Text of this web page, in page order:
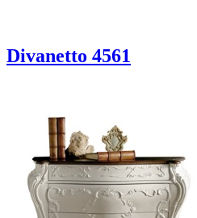
Divanetto 4561